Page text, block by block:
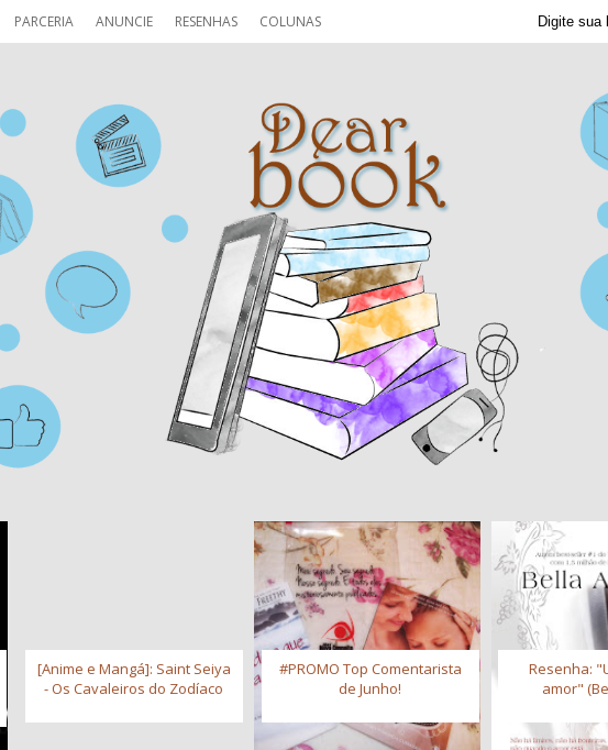
PARCERIA ANUNCIE RESENHAS COLUNAS
[Anime e Mangá]: Saint Seiya
- Os Cavaleiros do Zodíaco
#PROMO Top Comentarista
de Junho!
Resenha:
amor"